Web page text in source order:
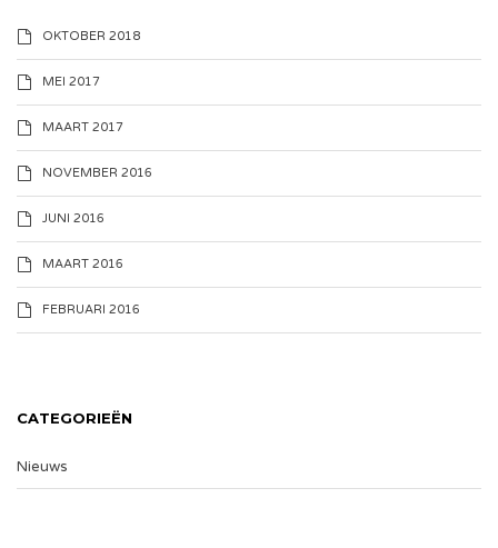
OKTOBER 2018
MEI 2017
MAART 2017
NOVEMBER 2016
JUNI 2016
MAART 2016
FEBRUARI 2016
CATEGORIEËN
Nieuws